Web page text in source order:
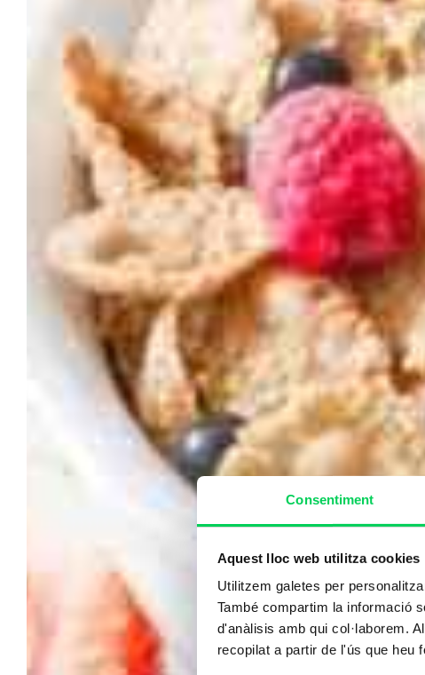
Consentiment
Aquest lloc web utilitza cookies
Utilitzem galetes per
També compartim la informació
d'anàlisis amb qui col·laborem.
recopilat a partir de l'ús que heu